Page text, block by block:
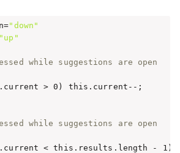
"down"
"up"
while suggestions are open
> 0 ) this.current--;
while suggestions are open
< this.results.length - 1 )